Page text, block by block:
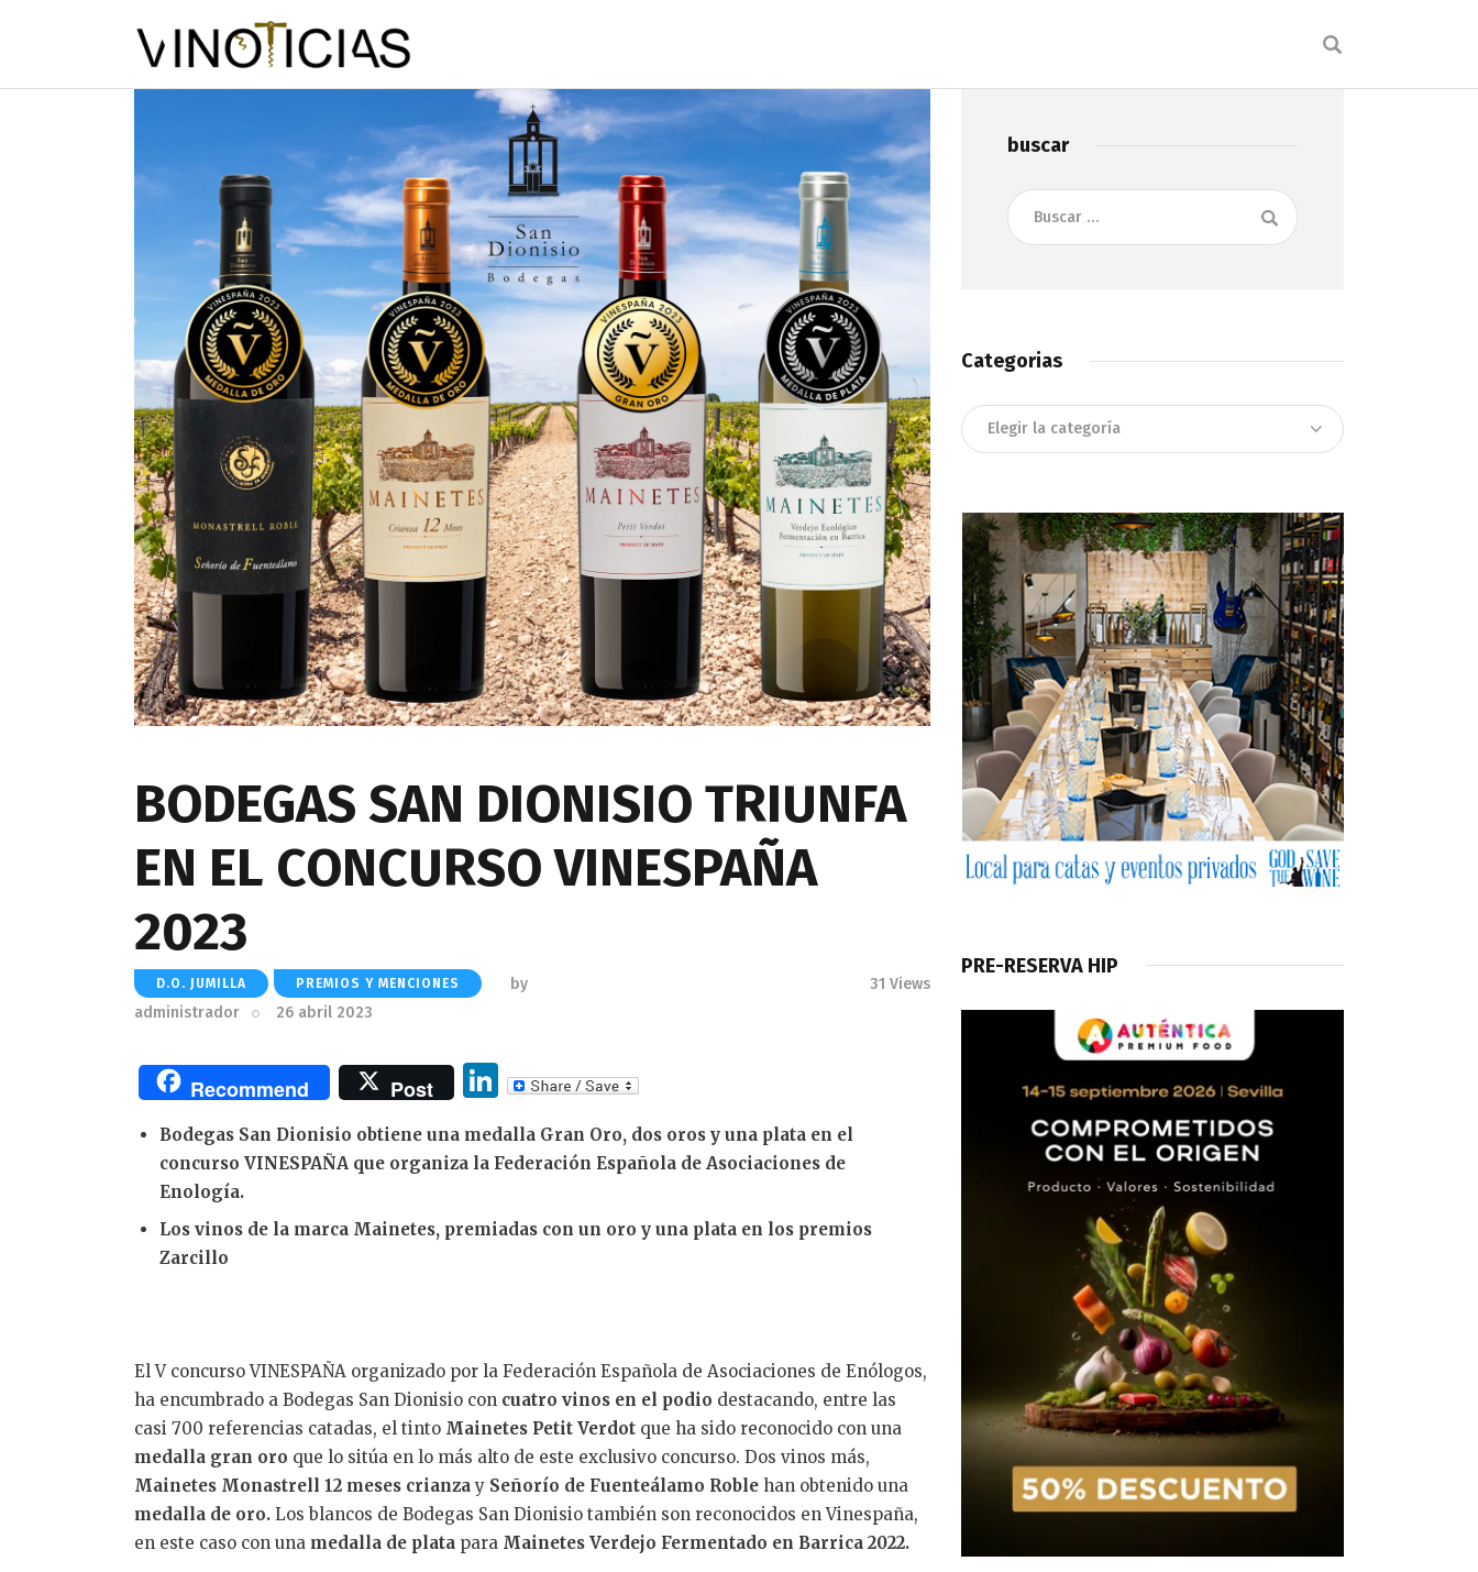
BODEGAS SAN DIONISIO TRIUNFA
EN EL CONCURSO VINESPAÑA
2023
D.O. JUMILLA PREMIOS Y MENCIONES
by
administrador
26 abril 2023
31 Views
Recommend Post
Li
n
k
dI
Bodegas San Dionisio obtiene una medalla Gran Oro, dos oros y una plata en el
concurso VINESPAÑA que organiza la Federación Española de Asociaciones de
Enología.
Los vinos de la marca Mainetes, premiadas con un oro y una plata en los premios
Zarcillo
El V concurso VINESPAÑA organizado por la Federación Española de Asociaciones de Enólogos,
ha encumbrado a Bodegas San Dionisio con cuatro vinos en el podio destacando, entre las
casi 700 referencias catadas, el tinto Mainetes Petit Verdot que ha sido reconocido con una
medalla gran oro que lo sitúa en lo más alto de este exclusivo concurso. Dos vinos más,
Mainetes Monastrell 12 meses crianzay Señorío de Fuenteálamo Roble han obtenido una
medalla de oro. Los blancos de Bodegas San Dionisio también son reconocidos en Vinespaña,
en este caso con una medalla de plata para Mainetes Verdejo Fermentado en Barrica 2022.
buscar
Buscar:
Categorias
Categorias
PRE-RESERVA HIP